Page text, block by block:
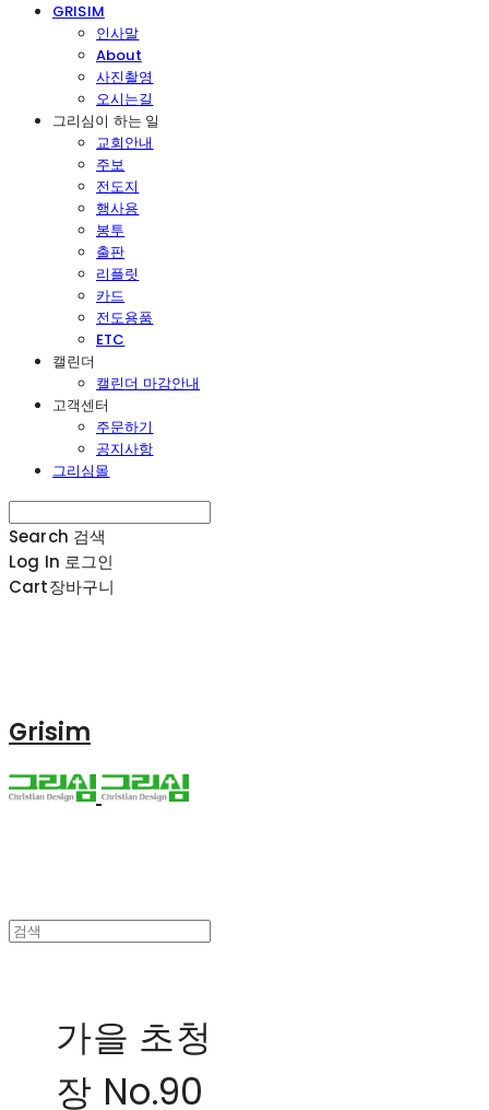
GRISIM
인사말
About
사진촬영
오시는길
그리심이 하는 일
교회안내
주보
전도지
행사용
봉투
출판
리플릿
카드
전도용품
ETC
캘린더
캘린더 마감안내
고객센터
주문하기
공지사항
그리심몰
Search 검색
Log In 로그인
Cart장바구니
Grisim
가을 초청
장 No.90